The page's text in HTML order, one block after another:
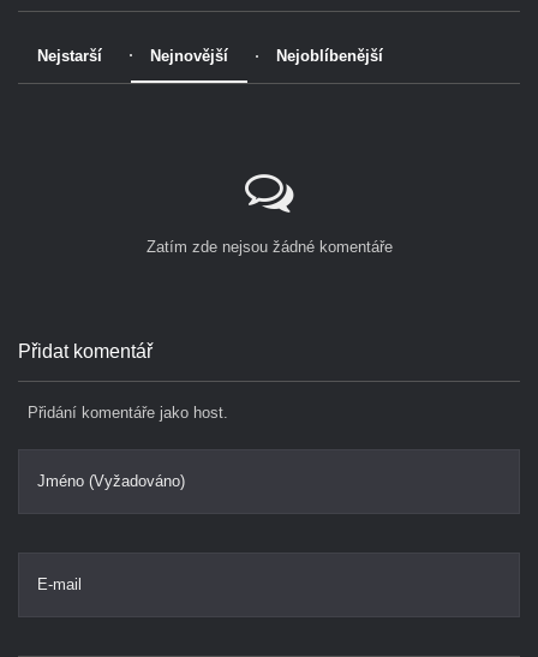
Nejstarší Nejnovější Nejoblíbenější
Zatím zde nejsou žádné komentáře
Přidat komentář
Přidání komentáře jako host.
Jméno (Vyžadováno)
E-mail